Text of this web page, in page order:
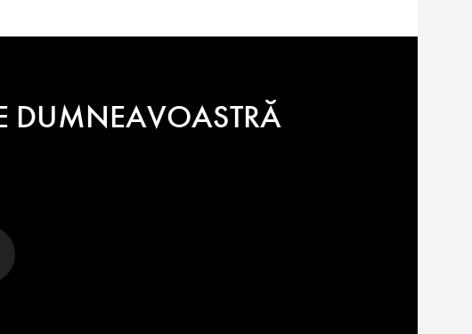
DUMNEAVOASTRĂ